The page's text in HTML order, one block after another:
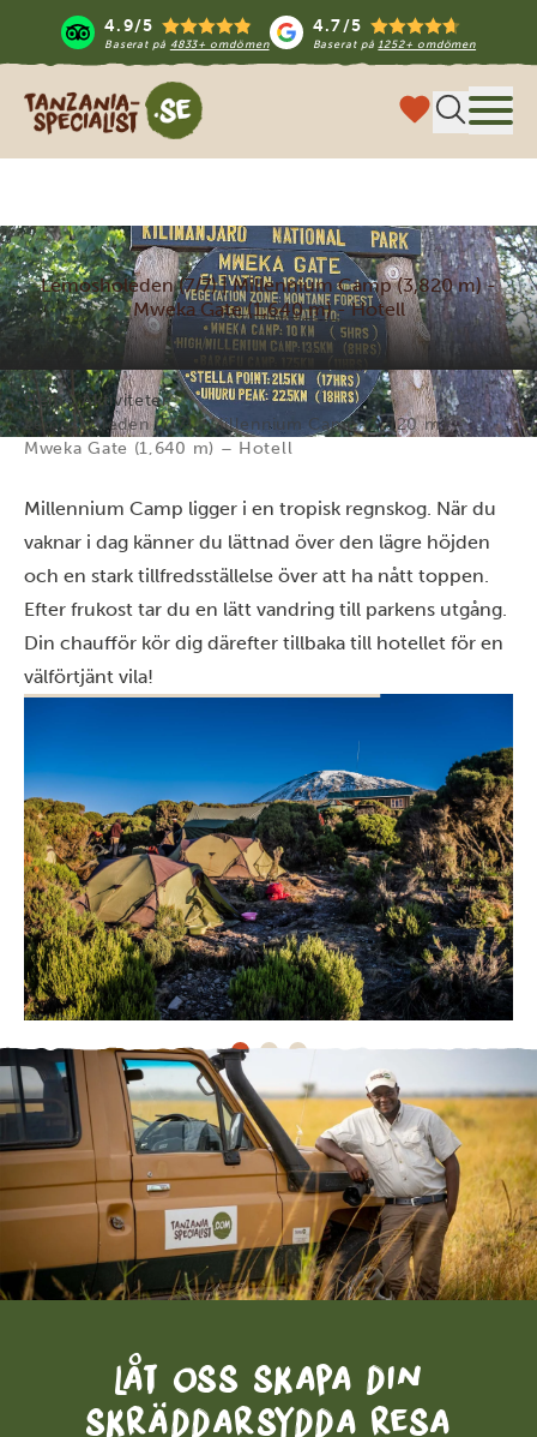
4.9/5
Baserat på 4833+ omdömen
4.7/5
Baserat på1252+ omdömen
Tanzania Specialist
Lemosholeden (7/7) | Millennium Camp (3,820 m) -
Mweka Gate (1,640 m) - Hotell
Hem
Aktiviteter
Lemosholeden (7/7) | Millennium Camp (3,820 m) –
Mweka Gate (1,640 m) – Hotell
Millennium Camp ligger i en tropisk regnskog. När du
vaknar i dag känner du lättnad över den lägre höjden
och en stark tillfredsställelse över att ha nått toppen.
Efter frukost tar du en lätt vandring till parkens utgång.
Din chaufför kör dig därefter tillbaka till hotellet för en
välförtjänt vila!
Låt oss skapa din
skräddarsydda resa